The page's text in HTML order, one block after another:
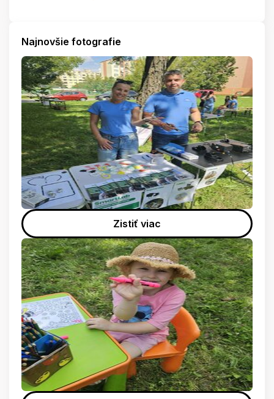
Najnovšie fotografie
Zistiť viac